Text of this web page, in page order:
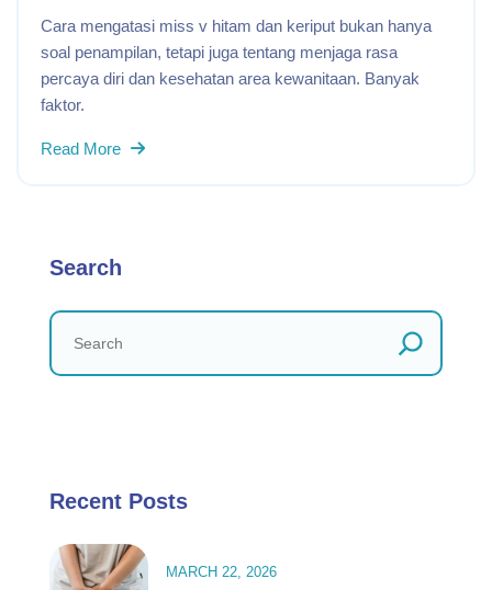
Cara mengatasi miss v hitam dan keriput bukan hanya
soal penampilan, tetapi juga tentang menjaga rasa
percaya diri dan kesehatan area kewanitaan. Banyak
faktor.
Read More
Search
Recent Posts
MARCH 22, 2026